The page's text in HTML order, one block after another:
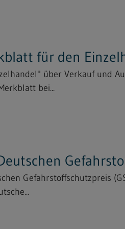
für den
über Verkauf und
bei...
Gefahrstoffschutzpreis